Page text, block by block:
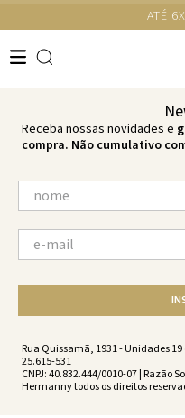
GANHE 10% NA
não
'saia-longa-
O que você está